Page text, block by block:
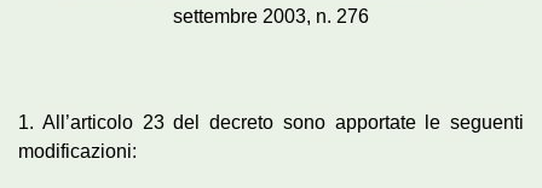
settembre 2003, n. 276
1. All’articolo 23 del decreto sono apportate le seguenti
modificazioni: